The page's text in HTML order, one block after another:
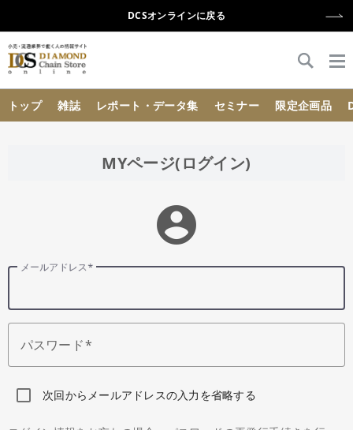
DCSオンラインに戻る
トップ 雑誌 レポート・データ集 セミナー 限定企画品
MYページ(ログイン)
account_circle
メールアドレス
パスワード
次回からメールアドレスの入力を省略する